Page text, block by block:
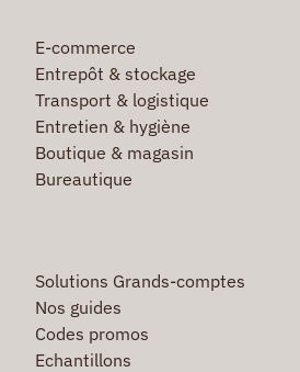
E-commerce
Entrepôt & stockage
Transport & logistique
Entretien & hygiène
Boutique & magasin
Bureautique
Solutions Grands-comptes
Nos guides
Codes promos
Echantillons